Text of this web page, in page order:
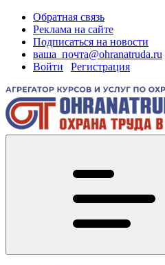
Обратная связь
Реклама на сайте
Подписаться на новости
ваша_почта@ohranatruda.ru
Войти
Регистрация